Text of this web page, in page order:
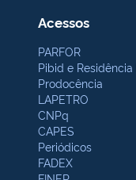
Acessos
PARFOR
Pibid e
Prodocência
LAPETRO
CNPq
CAPES
Periódicos
FADEX